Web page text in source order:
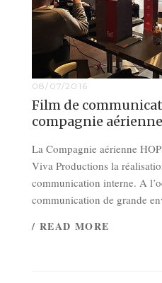
08/07/2016
Film de
compagnie aérienne
La Compagnie aérienne
Viva Productions la
communication interne. A
communication de grande
/ READ MORE